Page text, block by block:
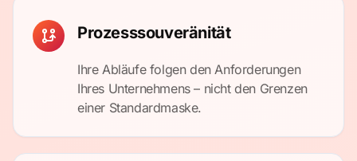
Prozesssouveränität
Ihre Abläufe folgen den Anforderungen
Ihres Unternehmens – nicht den Grenzen
einer Standardmaske.